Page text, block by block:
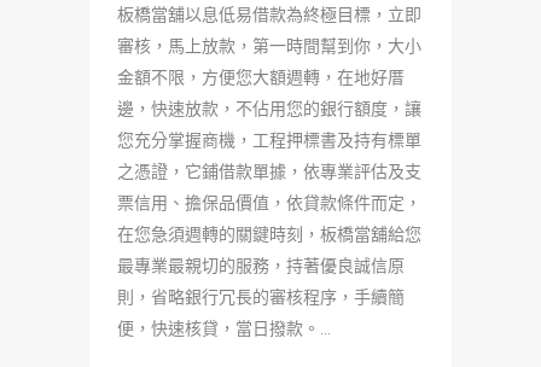
板橋當舖以息低易借款為終極目標，立即
審核，馬上放款，第一時間幫到你，大小
金額不限，方便您大額週轉，在地好厝
邊，快速放款，不佔用您的銀行額度，讓
您充分掌握商機，工程押標書及持有標單
之憑證，它鋪借款單據，依專業評估及支
票信用、擔保品價值，依貸款條件而定，
在您急須週轉的關鍵時刻，板橋當舖給您
最專業最親切的服務，持著優良誠信原
則，省略銀行冗長的審核程序，手續簡
便，快速核貸，當日撥款。...